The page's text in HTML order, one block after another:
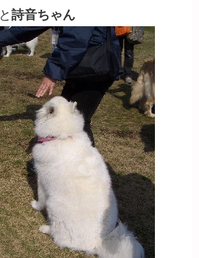
と詩音ちゃん